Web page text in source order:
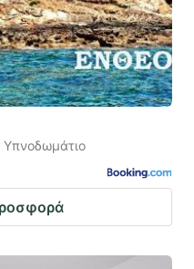
Υπνοδωμάτιο